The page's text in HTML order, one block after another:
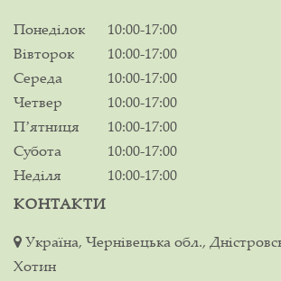
Понеділок
10:00-17:00
Вівторок
10:00-17:00
Середа
10:00-17:00
Четвер
10:00-17:00
Пʼятниця
10:00-17:00
Субота
10:00-17:00
Неділя
10:00-17:00
КОНТАКТИ
Україна, Чернівецька обл.,
Хотин